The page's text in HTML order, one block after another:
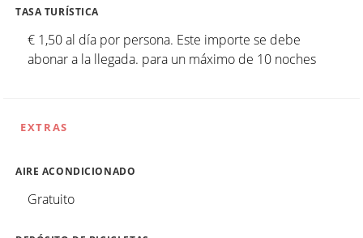
TASA TURÍSTICA
€ 1,50 al día por persona. Este importe se debe
abonar a la llegada. para un máximo de 10 noches
EXTRAS
AIRE ACONDICIONADO
Gratuito